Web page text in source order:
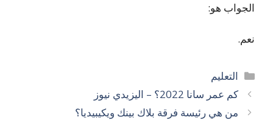
الجواب هو:
نعم.
التصنيفات
التعليم
كم عمر سانا 2022؟ – اليزيدي نيوز
من هي رئيسة فرقة بلاك بينك ويكيبيديا؟